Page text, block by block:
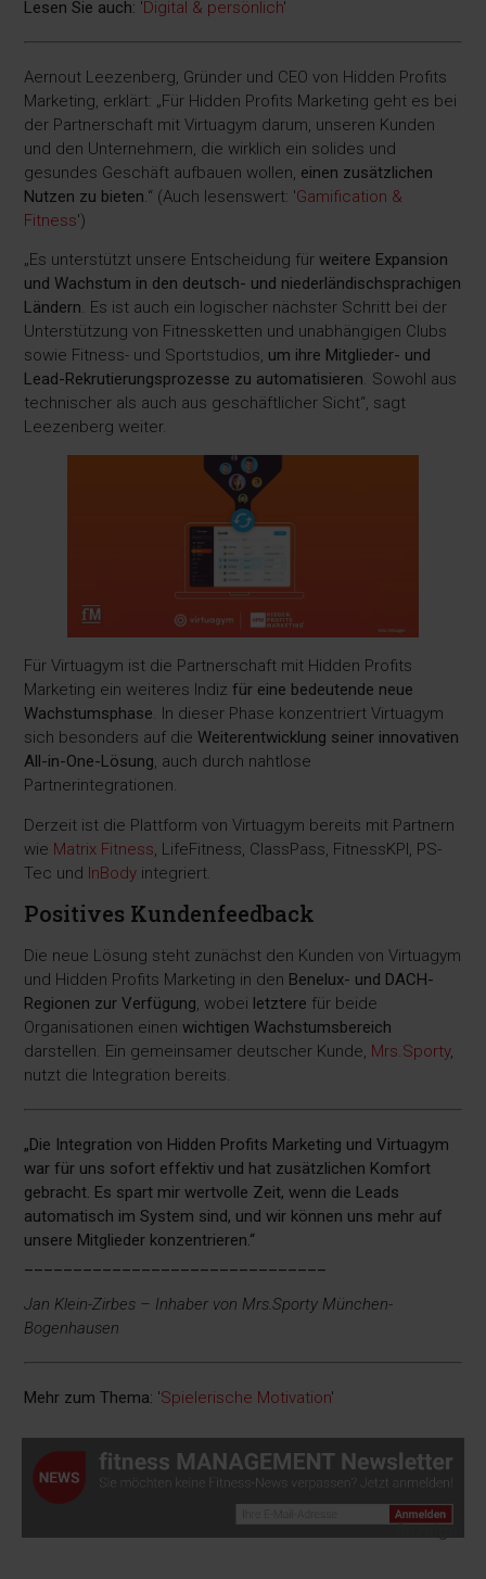
Lesen Sie auch: 'Digital & persönlich'
Aernout Leezenberg, Gründer und CEO von Hidden Profits
Marketing, erklärt: „Für Hidden Profits Marketing geht es bei
der Partnerschaft mit Virtuagym darum, unseren Kunden
und den Unternehmern, die wirklich ein solides und
gesundes Geschäft aufbauen wollen, einen zusätzlichen
Nutzen zu bieten .“ (Auch lesenswert: 'Gamification &
Fitness')
„Es unterstützt unsere Entscheidung fürweitere Expansion
und Wachstum in den deutsch- und niederländischsprachigen
Ländern. Es ist auch ein logischer nächster Schritt bei der
Unterstützung von Fitnessketten und unabhängigen Clubs
sowie Fitness- und Sportstudios, um ihre Mitglieder- und
Lead-Rekrutierungsprozesse zu automatisieren. Sowohl aus
technischer als auch aus geschäftlicher Sicht“, sagt
Leezenberg weiter.
Für Virtuagym ist die Partnerschaft mit Hidden Profits
Marketing ein weiteres Indizfür eine bedeutende neue
Wachstumsphase. In dieser Phase konzentriert Virtuagym
sich besonders auf dieWeiterentwicklung seiner innovativen
All-in-One-Lösung, auch durch nahtlose
Partnerintegrationen.
Derzeit ist die Plattform von Virtuagym bereits mit Partnern
wie Matrix Fitness, LifeFitness, ClassPass, FitnessKPI, PS-
Tec und InBody integriert.
Positives Kundenfeedback
Die neue Lösung steht zunächst den Kunden von Virtuagym
und Hidden Profits Marketing in den Benelux- und DACH-
Regionen zur Verfügung, wobei letztere für beide
Organisationen einenwichtigen Wachstumsbereich
darstellen. Ein gemeinsamer deutscher Kunde, Mrs.Sporty,
nutzt die Integration bereits.
„Die Integration von Hidden Profits Marketing und Virtuagym
war für uns sofort effektiv und hat zusätzlichen Komfort
gebracht. Es spart mir wertvolle Zeit, wenn die Leads
automatisch im System sind, und wir können uns mehr auf
unsere Mitglieder konzentrieren.“
Jan Klein-Zirbes – Inhaber von Mrs.Sporty München-
Bogenhausen
Mehr zum Thema: 'Spielerische Motivation'
-Anzeige-